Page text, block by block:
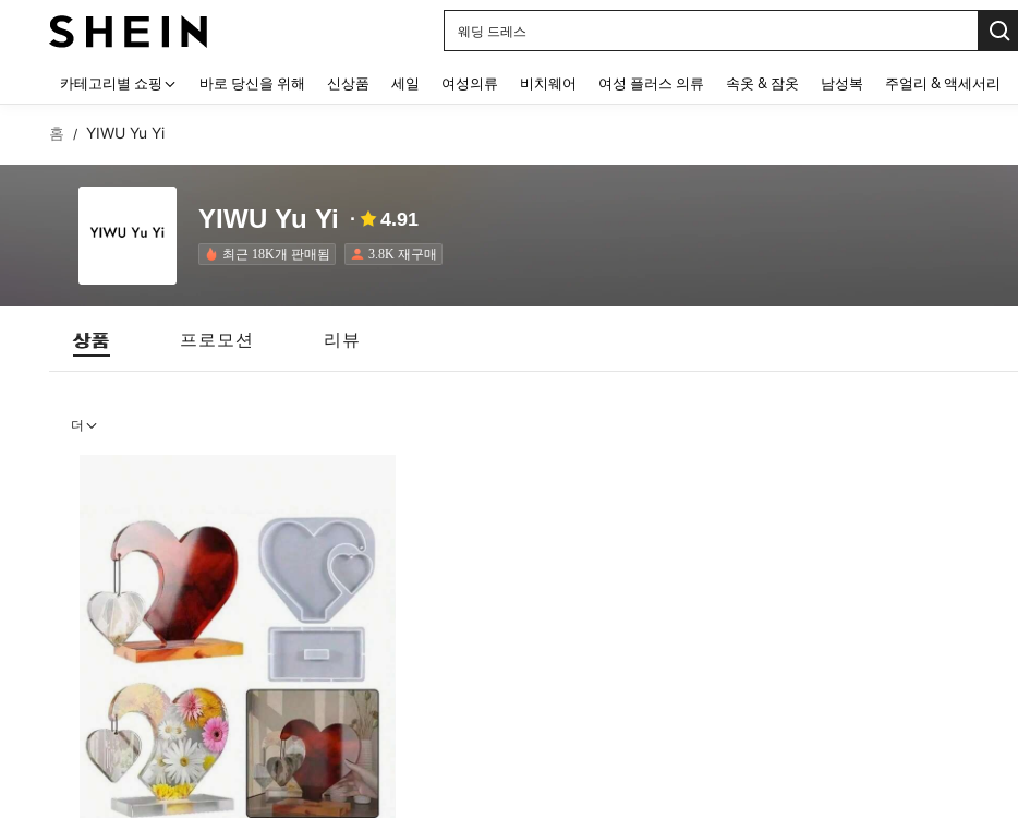
웨딩 드레스
카테고리별 쇼핑 바로 당신을 위해 신상품 세일 여성의류 비치웨어 여성 플러스 의류 속옷 & 잠옷 남성복 주얼리 & 액세서리
홈 / YIWU Yu Yi
YIWU Yu Yi 4.91
최근 18K개 판매됨 3.8K 재구매
상품 프로모션 리뷰
더